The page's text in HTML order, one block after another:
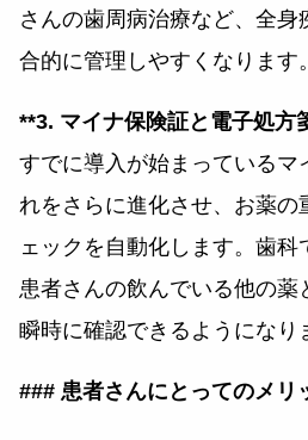
さんの歯周病治療など、全身
合的に管理しやすくなります。
**3. マイナ保険証と電子処方
すでに導入が始まっているマ
れをさらに進化させ、お薬の
ェックを自動化します。歯
患者さんの飲んでいる他の薬
瞬時に確認できるようになり
### 患者さんにとってのメリ